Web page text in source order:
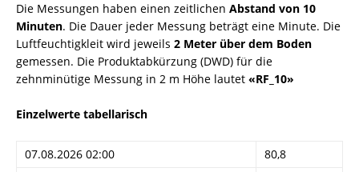
Die Messungen haben einen zeitlichen Abstand von 10
Minuten. Die Dauer jeder Messung beträgt eine Minute. Die
Luftfeuchtigkleit wird jeweils 2 Meter über dem Boden
gemessen. Die Produktabkürzung (DWD) für die
zehnminütige Messung in 2 m Höhe lautet «RF_10»
Einzelwerte tabellarisch
07.08.2026 02:00
80,8